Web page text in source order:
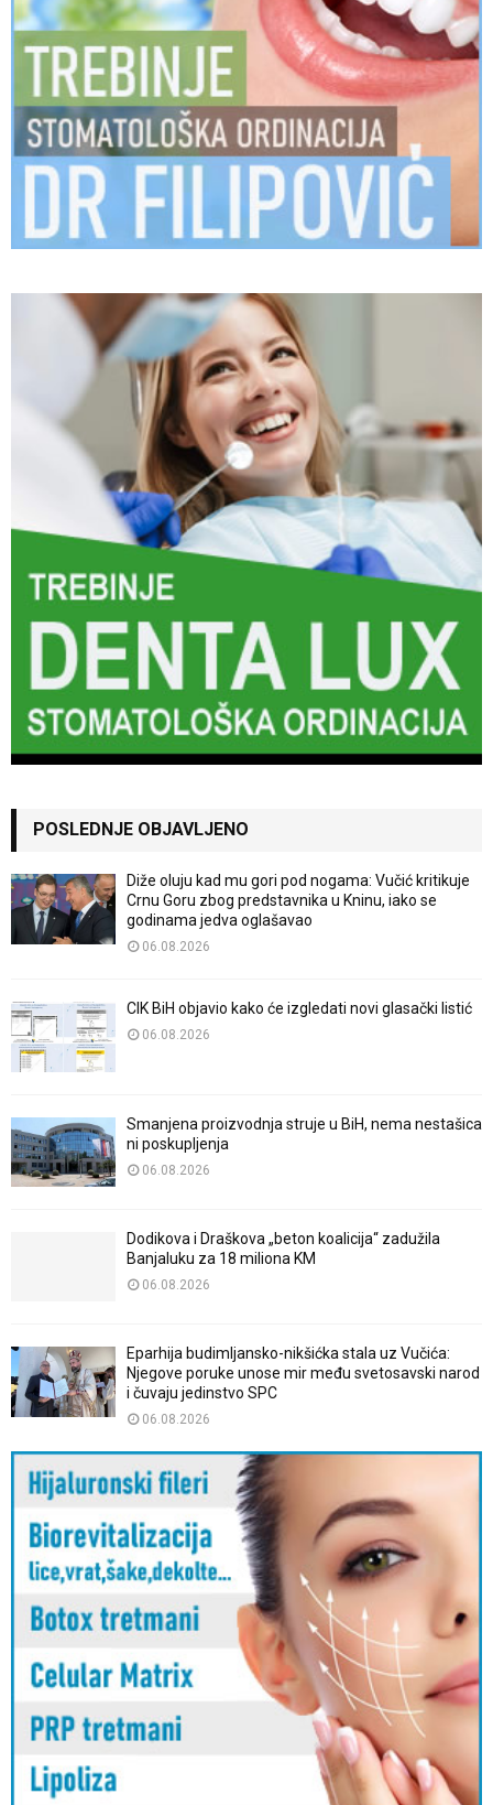
POSLEDNJE OBJAVLJENO
Diže oluju kad mu gori pod nogama: Vučić kritikuje
Crnu Goru zbog predstavnika u Kninu, iako se
godinama jedva oglašavao
06.08.2026
CIK BiH objavio kako će izgledati novi glasački listić
06.08.2026
Smanjena proizvodnja struje u BiH, nema nestašica
ni poskupljenja
06.08.2026
Dodikova i Draškova „beton koalicija“ zadužila
Banjaluku za 18 miliona KM
06.08.2026
Eparhija budimljansko-nikšićka stala uz Vučića:
Njegove poruke unose mir među svetosavski narod
i čuvaju jedinstvo SPC
06.08.2026